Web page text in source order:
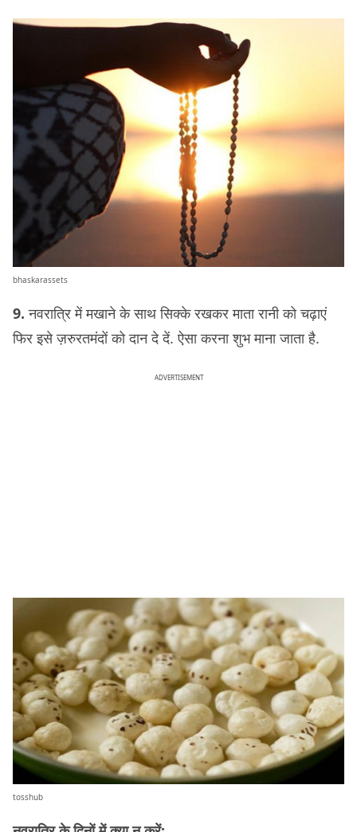
bhaskarassets
9.नवरात्रि में मखाने के साथ सिक्के रखकर माता रानी को चढ़ाएं
फिर इसे ज़रुरतमंदों को दान दे दें. ऐसा करना शुभ माना जाता है.
ADVERTISEMENT
tosshub